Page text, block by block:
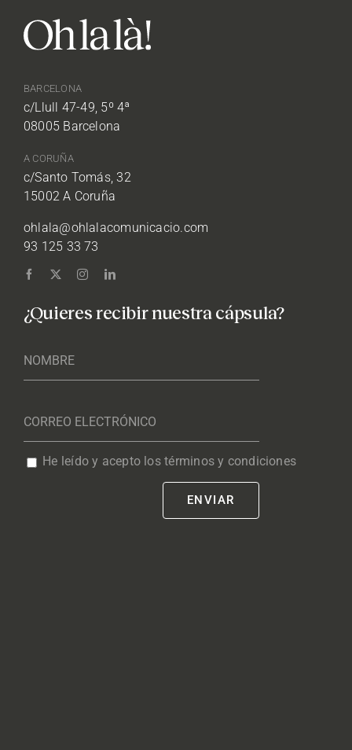
BARCELONA
c/Llull 47-49, 5º 4ª
08005 Barcelona
A CORUÑA
c/Santo Tomás, 32
15002 A Coruña
ohlala@ohlalacomunicacio.com
93 125 33 73
¿Quieres recibir nuestra cápsula?
He leído y acepto los términos y condiciones